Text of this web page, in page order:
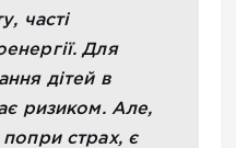
часті
Для
дітей в
ризиком. Але,
страх, є